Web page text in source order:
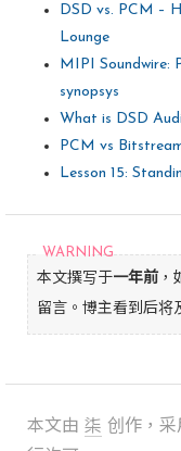
DSD vs. PCM –
Lounge
MIPI Soundwire:
synopsys
What is DSD
PCM vs
Lesson 15:
本文撰写于一年前
留言。博主看到后将
本文由 柒 创作，采